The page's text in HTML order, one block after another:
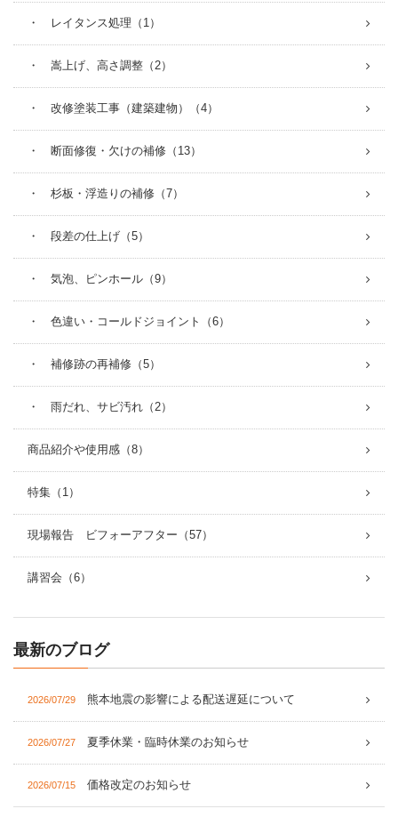
・ レイタンス処理（1）
・ 嵩上げ、高さ調整（2）
・ 改修塗装工事（建築建物）（4）
・ 断面修復・欠けの補修（13）
・ 杉板・浮造りの補修（7）
・ 段差の仕上げ（5）
・ 気泡、ピンホール（9）
・ 色違い・コールドジョイント（6）
・ 補修跡の再補修（5）
・ 雨だれ、サビ汚れ（2）
商品紹介や使用感（8）
特集（1）
現場報告 ビフォーアフター（57）
講習会（6）
最新のブログ
2026/07/29 熊本地震の影響による配送遅延について
2026/07/27 夏季休業・臨時休業のお知らせ
2026/07/15 価格改定のお知らせ